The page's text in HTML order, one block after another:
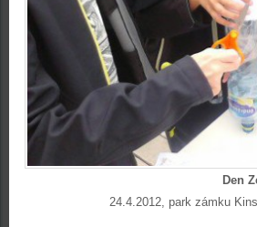
Den
24.4.2012, park zámku